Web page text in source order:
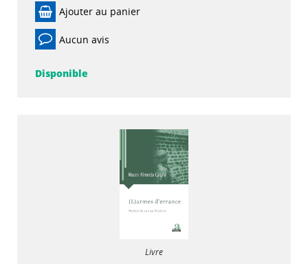
Ajouter au panier
Aucun avis
Disponible
Livre